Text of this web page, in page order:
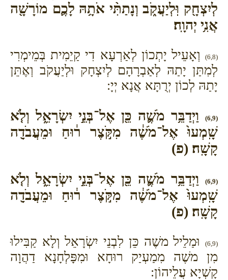
לְיִצְחָ֖ק וּֽלְיַעֲקֹ֑ב וְנָתַתִּ֨י אֹתָ֥הּ לָכֶ֛ם מוֹרָשָׁ֖ה
אֲנִ֥י יְהוָֽה׃
(6,8)
וְאָעֵיל יָתְכוֹן לְאַרְעָא דִי קַיֵמִית בְּמֵימְרִי
לְמִתַּן יָתַהּ לְאַבְרָהָם לְיִצְחָק וּלְיַעֲקֹב וְאֶתֵּן
יָתַהּ לְכוֹן יְרֻתָּא אֲנָא יְיָ:
(6,9)
וַיְדַבֵּ֥ר מֹשֶׁ֛ה כֵּ֖ן אֶל־בְּנֵ֣י יִשְׂרָאֵ֑ל וְלֹ֤א
שָֽׁמְעוּ֙ אֶל־מֹשֶׁ֔ה מִקֹּ֣צֶר ר֔וּחַ וּמֵעֲבֹדָ֖ה
קָשָֽׁה׃ (פ)
(6,9)
וַיְדַבֵּ֥ר מֹשֶׁ֛ה כֵּ֖ן אֶל־בְּנֵ֣י יִשְׂרָאֵ֑ל וְלֹ֤א
שָֽׁמְעוּ֙ אֶל־מֹשֶׁ֔ה מִקֹּ֣צֶר ר֔וּחַ וּמֵעֲבֹדָ֖ה
קָשָֽׁה׃ (פ)
(6,9)
וּמַלֵיל משֶׁה כֵּן לִבְנֵי יִשְׂרָאֵל וְלָא קַבִּילוּ
מִן משֶׁה מִמַעְיַק רוּחָא וּמִפָּלְחָנָא דַהֲוָה
קָשְׁיָא עֲלֵיהוֹן: